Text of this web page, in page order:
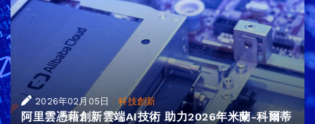
2026年02月05日 |科技創新
阿里雲憑藉創新雲端AI技術 助力2026年米蘭-科爾蒂